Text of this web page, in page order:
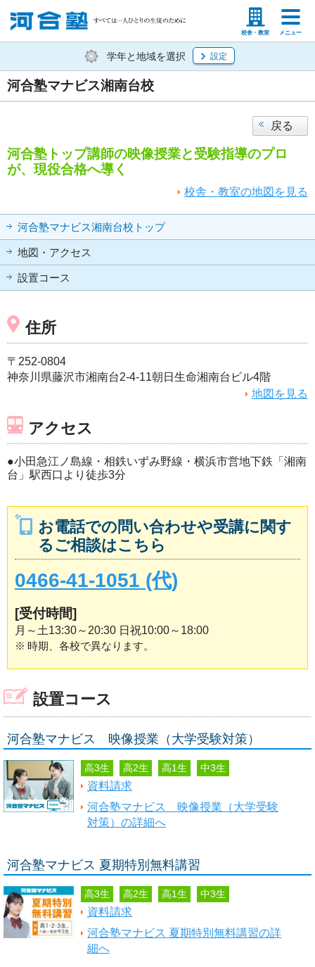
校舎・教室 メニュー
塾生の方 高等学校の先生
学年と地域を選択 設定
河合塾マナビス湘南台校
戻る
河合塾トップ講師の映像授業と受験指導のプロ
が、現役合格へ導く
校舎・教室の地図を見る
河合塾マナビス湘南台校トップ
地図・アクセス
設置コース
住所
〒252-0804
神奈川県藤沢市湘南台2-4-11朝日生命湘南台ビル4階
地図を見る
アクセス
●小田急江ノ島線・相鉄いずみ野線・横浜市営地下鉄「湘南
台」駅西口より徒歩3分
お電話での問い合わせや受講に関す
るご相談はこちら
0466-41-1051 (代)
[受付時間]
月～土13:30～20:30 日祝10:00～18:00
※ 時期、各校で異なります。
設置コース
河合塾マナビス 映像授業（大学受験対策）
高3生 高2生 高1生 中3生
資料請求
河合塾マナビス 映像授業（大学受験
対策）の詳細へ
河合塾マナビス 夏期特別無料講習
高3生 高2生 高1生 中3生
資料請求
河合塾マナビス 夏期特別無料講習の詳
細へ